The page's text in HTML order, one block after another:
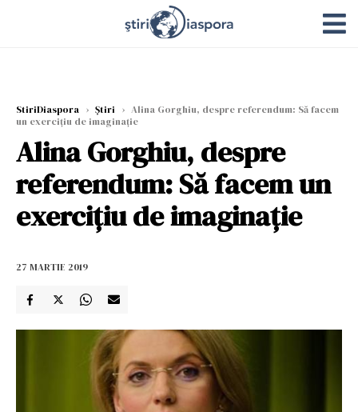
StiriDiaspora › Știri › Alina Gorghiu, despre referendum: Să facem
un exercițiu de imaginație
Alina Gorghiu, despre
referendum: Să facem un
exercițiu de imaginație
27 MARTIE 2019